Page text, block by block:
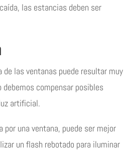
las estancias deben ser
las ventanas puede resultar muy
debemos compensar posibles
artificial.
por una ventana, puede ser mejor
un flash rebotado para iluminar